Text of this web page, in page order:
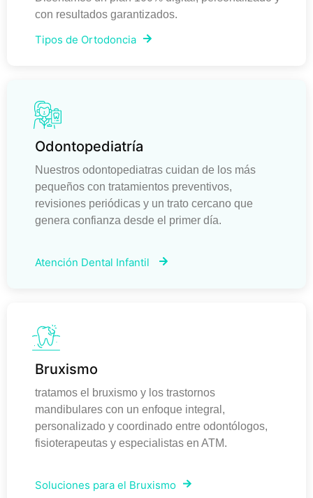
con resultados garantizados.
Tipos de Ortodoncia
Odontopediatría
Nuestros odontopediatras cuidan de los más
pequeños con tratamientos preventivos,
revisiones periódicas y un trato cercano que
genera confianza desde el primer día.
Atención Dental Infantil
Bruxismo
tratamos el bruxismo y los trastornos
mandibulares con un enfoque integral,
personalizado y coordinado entre odontólogos,
fisioterapeutas y especialistas en ATM.
Soluciones para el Bruxismo